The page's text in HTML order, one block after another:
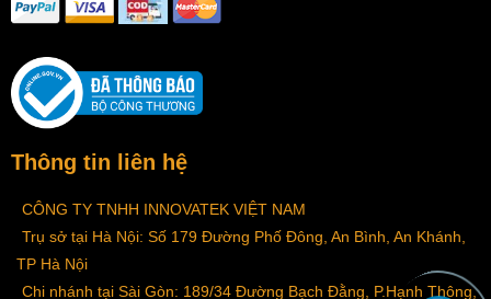
Thông tin liên hệ
CÔNG TY TNHH INNOVATEK VIỆT NAM
Trụ sở tại Hà Nội: Số 179 Đường Phố Đông, An Bình, An Khánh,
TP Hà Nội
Chi nhánh tại Sài Gòn: 189/34 Đường Bạch Đằng, P.Hạnh Thông,